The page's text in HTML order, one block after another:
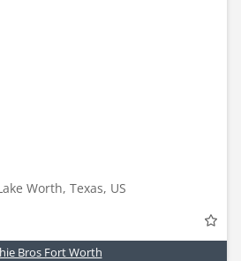
Worth, Texas, US
Bros Fort Worth